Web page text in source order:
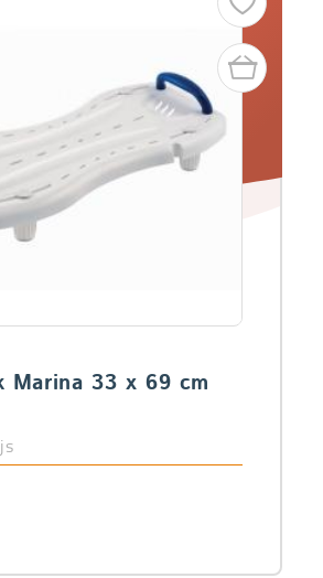
Marina 33 x 69 cm